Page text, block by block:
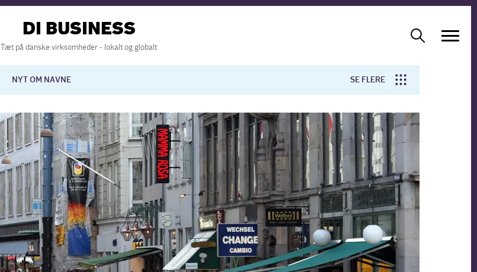
DI BUSINESS
Tæt på danske virksomheder - lokalt og globalt
NYT OM NAVNE SE FLERE
International økonomi Arbejdsmiljø
Europapolitik Forskning